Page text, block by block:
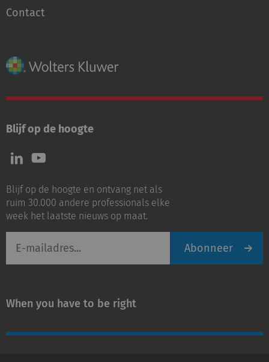
Contact
Blijf op de hoogte
Volg
ons
LinkedIn
Volg
ons
Youtube
Blijf op de hoogte en ontvang net als
ruim 30.000 andere professionals elke
week het laatste nieuws op maat.
mailadres
Abonneer
When you have to be right